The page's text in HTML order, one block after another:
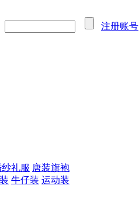
注册账号
礼服 唐装旗袍
牛仔装 运动装